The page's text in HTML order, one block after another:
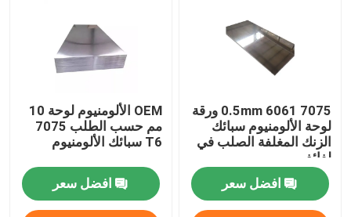
0.5mm 6061 7075 ورقة
لوحة الألومنيوم سبائك
الزنك المغلفة الصلب في
لفائف
افضل سعر
OEM الألومنيوم لوحة 10
مم حسب الطلب 7075
T6 سبائك الألومنيوم
افضل سعر